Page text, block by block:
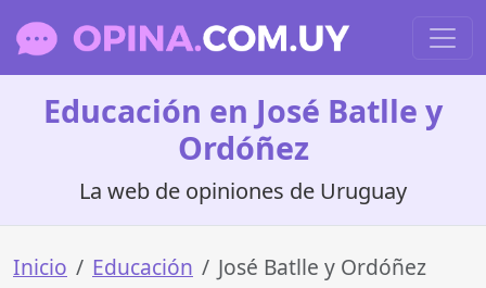
Educación en José Batlle y
Ordóñez
La web de opiniones de Uruguay
Inicio Educación José Batlle y Ordóñez